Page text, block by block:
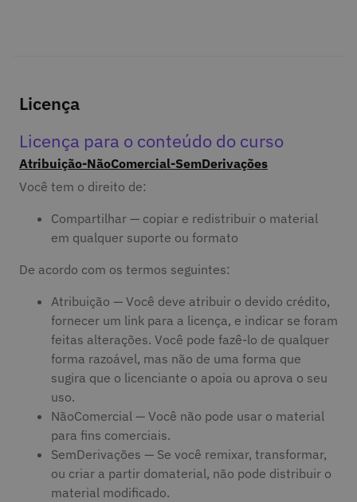
Licença
Licença para o conteúdo do curso
Atribuição-NãoComercial-SemDerivações
Você tem o direito de:
Compartilhar — copiar e redistribuir o material
em qualquer suporte ou formato
De acordo com os termos seguintes:
Atribuição — Você deve atribuir o devido crédito,
fornecer um link para a licença, e indicar se foram
feitas alterações. Você pode fazê-lo de qualquer
forma razoável, mas não de uma forma que
sugira que o licenciante o apoia ou aprova o seu
uso.
NãoComercial — Você não pode usar o material
para fins comerciais.
SemDerivações — Se você remixar, transformar,
ou criar a partir domaterial, não pode distribuir o
material modificado.